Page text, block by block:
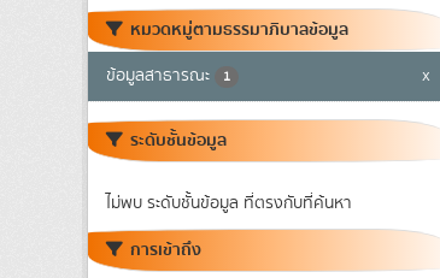
หมวดหมู่ตามธรรมาภิบาลข้อมูล
ข้อมูลสาธารณะ 1 x
ระดับชั้นข้อมูล
ไม่พบ ระดับชั้นข้อมูล ที่ตรงกับที่ค้นหา
การเข้าถึง